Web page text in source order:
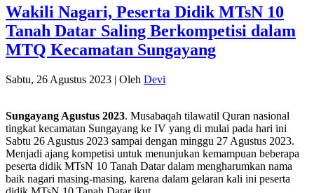
Wakili Nagari, Peserta Didik MTsN 10
Tanah Datar Saling Berkompetisi dalam
MTQ Kecamatan Sungayang
Sabtu, 26 Agustus 2023 | Oleh Devi
Sungayang Agustus 2023. Musabaqah tilawatil Quran nasional
tingkat kecamatan Sungayang ke IV yang di mulai pada hari ini
Sabtu 26 Agustus 2023 sampai dengan minggu 27 Agustus 2023.
Menjadi ajang kompetisi untuk menunjukan kemampuan beberapa
peserta didik MTsN 10 Tanah Datar dalam mengharumkan nama
baik nagari masing-masing, karena dalam gelaran kali ini peserta